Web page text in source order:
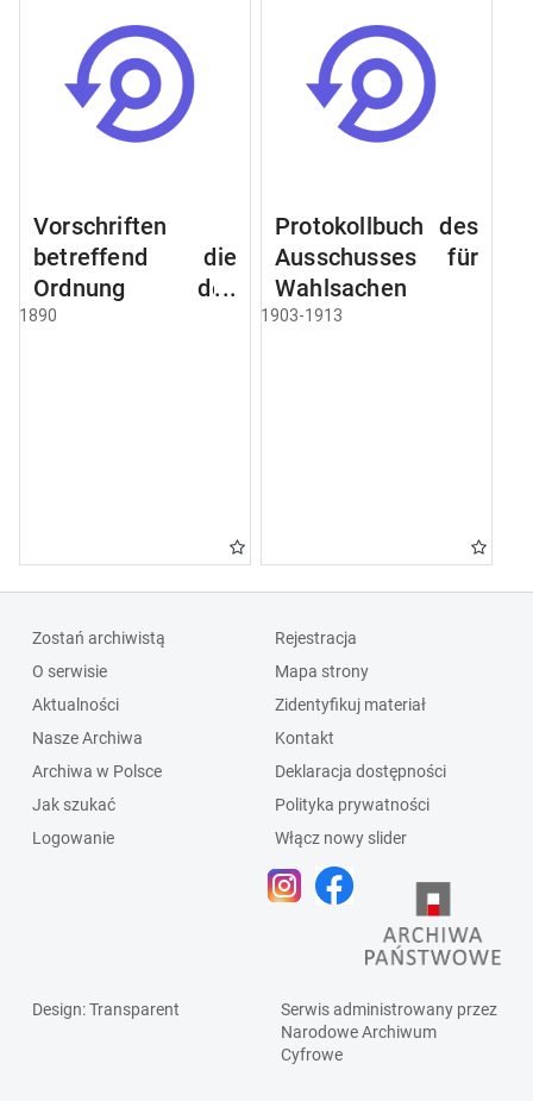
Vorschriften
betreffend die
Ordnung des
Geschäftsganges
1890
Protokollbuch des
Ausschusses für
Wahlsachen
1903-1913
Zostań archiwistą
O serwisie
Aktualności
Nasze Archiwa
Archiwa w Polsce
Jak szukać
Logowanie
Rejestracja
Mapa strony
Zidentyfikuj materiał
Kontakt
Deklaracja dostępności
Polityka prywatności
Włącz nowy slider
Design: Transparent
Serwis administrowany przez
Narodowe Archiwum
Cyfrowe